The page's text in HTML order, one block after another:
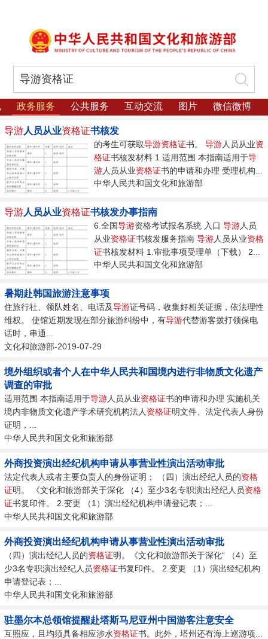
政务服务 公共服务 互动交流 图片 微信微博
导游人员从业资格证书核发
的考生可获取导游资格证书。 导游人员从业资
格证书核发材料 1 适用范围 本指南适用于导
游人员从业资格证书的申请和办理 受理机构...
中华人民共和国文化和旅游部
导游人员从业资格证书核发办事指南
6.全国导游资格考试报名系统 入口 导游人员
从业资格证书核发服务指南 导游人员从业资格
证书核发材料 1.审批事项受理单（下载） 2...
中华人民共和国文化和旅游部
暑期赴韩国旅游注意事项
住旅行社、领队姓名、电话及导游证号码，收集好相关证据，依法理性
维权。 使馆近期发现在部分旅游纠纷中，有导游代替游客拨打领保电
话时，串通...
文化和旅游部-2019-07-29
境外组织或者个人在中华人民共和国境内进行非物质文化遗产
调查的审批
适用范围 本指南适用于导游人员从业资格证书的申请和办理 实施机关
境内非物质文化遗产学术研究机构法人 资格证明文件、法定代表人身份
证明，...
中华人民共和国文化和旅游部
外商投资演出经纪机构申请从事营业性演出活动审批
法定代表人或者主要负责人的身份证明； （四）演出经纪人员的资格
证明。 《文化和旅游部关于深化 （4）至少3名专职演出经纪人员资格
证书复印件。 2.变更 （1）演出经纪机构申请登记表；...
中华人民共和国文化和旅游部
外商投资演出经纪机构申请从事营业性演出活动审批
（四）演出经纪人员的资格证明。《文化和旅游部关于深化“ （4）至
少3名专职演出经纪人员资格证书复印件。 2.变更 （1）演出经纪机构
申请登记表；...
中华人民共和国文化和旅游部
驻墨尔本总领馆提醒赴塔斯马尼亚州中国游客注意安全
互照应，且均须具备相应涉水资格证书。此外，塔州还有海上巡游项...